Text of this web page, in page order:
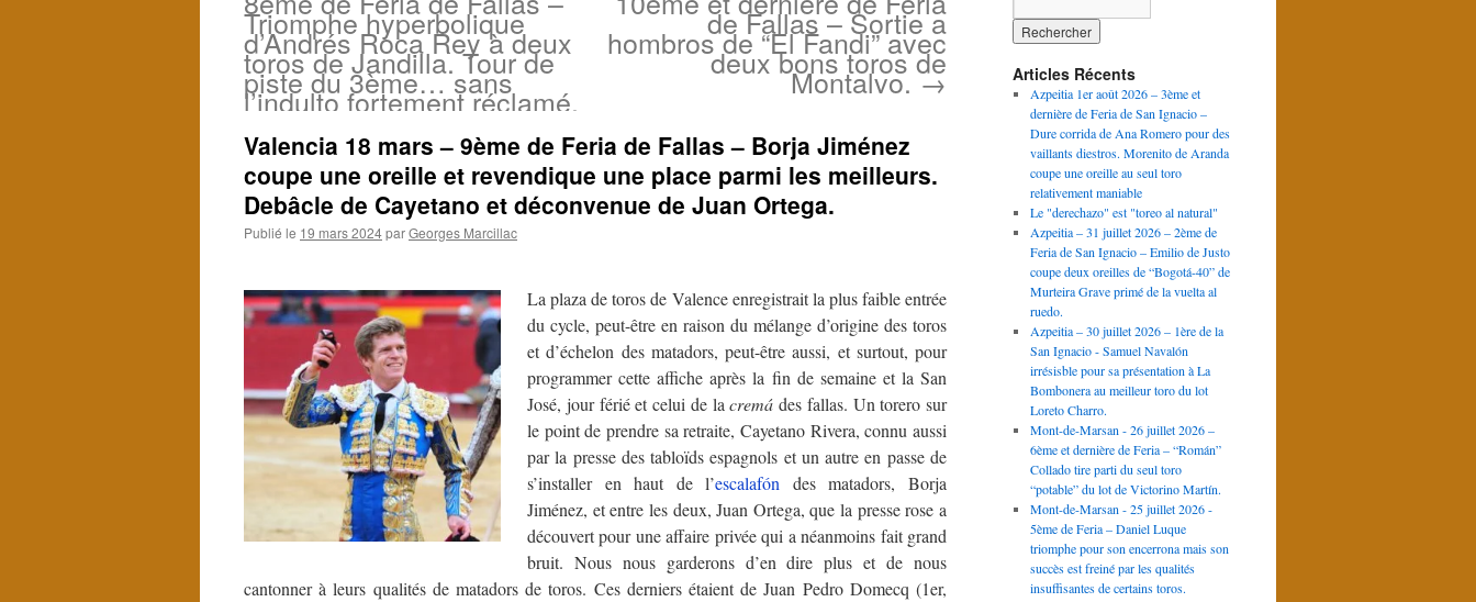
Triomphe hyperbolique
d’Andrés Roca Rey à deux
toros de Jandilla. Tour de
piste du 3ème… sans
l’indulto fortement réclamé.
de Fallas – Sortie a
hombros de “El Fandi” avec
deux bons toros de
Montalvo.→
Valencia 18 mars – 9ème de Feria de Fallas – Borja Jiménez
coupe une oreille et revendique une place parmi les meilleurs.
Debâcle de Cayetano et déconvenue de Juan Ortega.
Publié le 19 mars 2024parGeorges Marcillac
La plaza de toros de Valence enregistrait la plus faible entrée
du cycle, peut-être en raison du mélange d’origine des toros
et d’échelon des matadors, peut-être aussi, et surtout, pour
programmer cette affiche après la fin de semaine et la San
José, jour férié et celui de lacremá des fallas. Un torero sur
le point de prendre sa retraite, Cayetano Rivera, connu aussi
par la presse des tabloïds espagnols et un autre en passe de
s’installer en haut de l’escalafón des matadors, Borja
Jiménez, et entre les deux, Juan Ortega, que la presse rose a
découvert pour une affaire privée qui a néanmoins fait grand
bruit. Nous nous garderons d’en dire plus et de nous
cantonner à leurs qualités de matadors de toros. Ces derniers étaient de Juan Pedro Domecq (1er,
Articles Récents
Azpeitia 1er août 2026 – 3ème et
dernière de Feria de San Ignacio –
Dure corrida de Ana Romero pour des
vaillants diestros. Morenito de Aranda
coupe une oreille au seul toro
relativement maniable
Le "derechazo" est "toreo al natural"
Azpeitia – 31 juillet 2026 – 2ème de
Feria de San Ignacio – Emilio de Justo
coupe deux oreilles de “Bogotá-40” de
Murteira Grave primé de la vuelta al
ruedo.
Azpeitia – 30 juillet 2026 – 1ère de la
San Ignacio - Samuel Navalón
irrésisble pour sa présentation à La
Bombonera au meilleur toro du lot
Loreto Charro.
Mont-de-Marsan - 26 juillet 2026 –
6ème et dernière de Feria – “Román”
Collado tire parti du seul toro
“potable” du lot de Victorino Martín.
Mont-de-Marsan - 25 juillet 2026 -
5ème de Feria – Daniel Luque
triomphe pour son encerrona mais son
succès est freiné par les qualités
insuffisantes de certains toros.